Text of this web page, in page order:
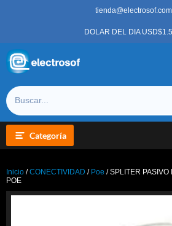
DOLAR DEL DIA
Categoría
Inicio /CONECTIVIDAD / Poe / SPLITER
POE